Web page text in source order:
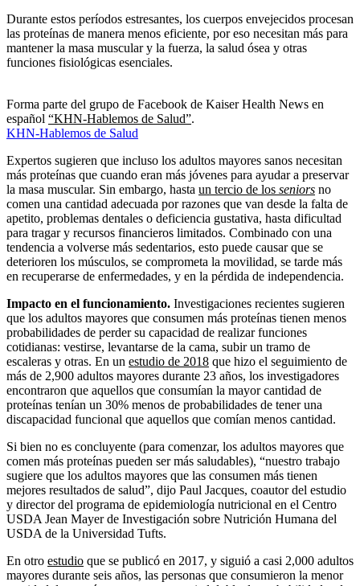
Durante estos períodos estresantes, los cuerpos envejecidos procesan
las proteínas de manera menos eficiente, por eso necesitan más para
mantener la masa muscular y la fuerza, la salud ósea y otras
funciones fisiológicas esenciales.
Forma parte del grupo de Facebook de Kaiser Health News en
español “KHN-Hablemos de Salud”.
KHN-Hablemos de Salud
Expertos sugieren que incluso los adultos mayores sanos necesitan
más proteínas que cuando eran más jóvenes para ayudar a preservar
la masa muscular. Sin embargo, hasta un tercio de los seniors no
comen una cantidad adecuada por razones que van desde la falta de
apetito, problemas dentales o deficiencia gustativa, hasta dificultad
para tragar y recursos financieros limitados. Combinado con una
tendencia a volverse más sedentarios, esto puede causar que se
deterioren los músculos, se comprometa la movilidad, se tarde más
en recuperarse de enfermedades, y en la pérdida de independencia.
Impacto en el funcionamiento. Investigaciones recientes sugieren
que los adultos mayores que consumen más proteínas tienen menos
probabilidades de perder su capacidad de realizar funciones
cotidianas: vestirse, levantarse de la cama, subir un tramo de
escaleras y otras. En un estudio de 2018 que hizo el seguimiento de
más de 2,900 adultos mayores durante 23 años, los investigadores
encontraron que aquellos que consumían la mayor cantidad de
proteínas tenían un 30% menos de probabilidades de tener una
discapacidad funcional que aquellos que comían menos cantidad.
Si bien no es concluyente (para comenzar, los adultos mayores que
comen más proteínas pueden ser más saludables), “nuestro trabajo
sugiere que los adultos mayores que las consumen más tienen
mejores resultados de salud”, dijo Paul Jacques, coautor del estudio
y director del programa de epidemiología nutricional en el Centro
USDA Jean Mayer de Investigación sobre Nutrición Humana del
USDA de la Universidad Tufts.
En otro estudio que se publicó en 2017, y siguió a casi 2,000 adultos
mayores durante seis años, las personas que consumieron la menor